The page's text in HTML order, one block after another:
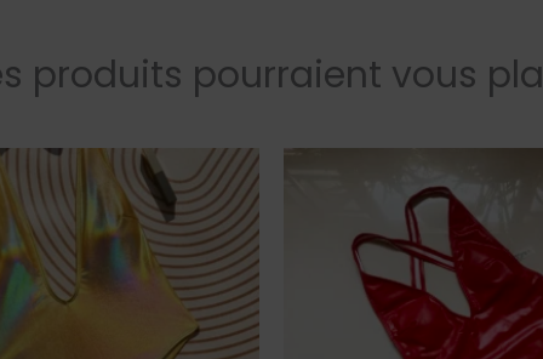
produits pourraient vous
produit
a
plusieurs
variations.
Les